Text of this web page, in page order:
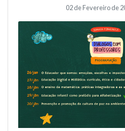
02 de Fevereiro de